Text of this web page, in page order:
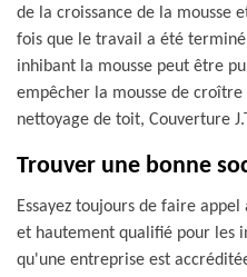
de la croissance de la mousse
fois que le travail a été
inhibant la mousse peut être
empêcher la mousse de
nettoyage de toit, Couverture
Trouver une bonne
Essayez toujours de faire
et hautement qualifié pour les
qu'une entreprise est